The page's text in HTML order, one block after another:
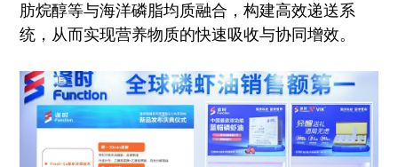
肪烷醇等与海洋磷脂均质融合，构建高效递送系
统，从而实现营养物质的快速吸收与协同增效。